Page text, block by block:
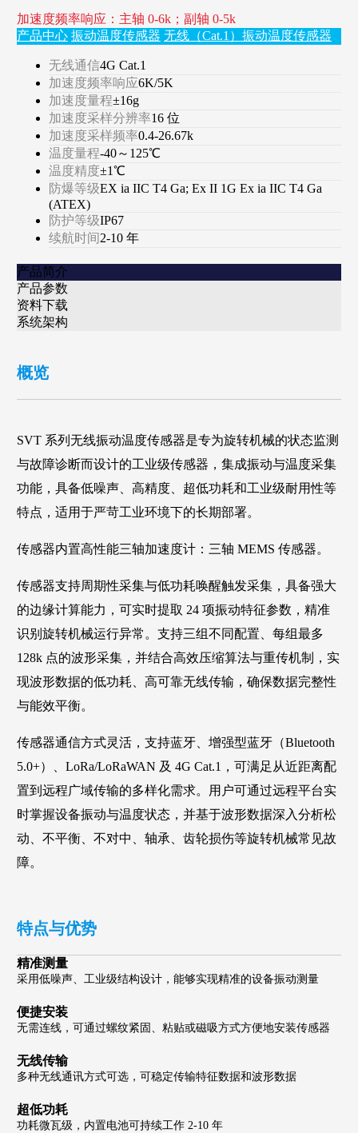
加速度频率响应：主轴 0-6k；副轴 0-5k
产品中心 振动温度传感器 无线（Cat.1）振动温度传感器
无线通信4G Cat.1
加速度频率响应6K/5K
加速度量程±16g
加速度采样分辨率16 位
加速度采样频率0.4-26.67k
温度量程-40～125℃
温度精度±1℃
防爆等级EX ia IIC T4 Ga; Ex II 1G Ex ia IIC T4 Ga
(ATEX)
防护等级IP67
续航时间 2-10 年
产品简介
产品参数
资料下载
系统架构
概览
SVT 系列无线振动温度传感器是专为旋转机械的状态监测
与故障诊断而设计的工业级传感器，集成振动与温度采集
功能，具备低噪声、高精度、超低功耗和工业级耐用性等
特点，适用于严苛工业环境下的长期部署。
传感器内置高性能三轴加速度计：三轴 MEMS 传感器。
传感器支持周期性采集与低功耗唤醒触发采集，具备强大
的边缘计算能力，可实时提取 24 项振动特征参数，精准
识别旋转机械运行异常。支持三组不同配置、每组最多
128k 点的波形采集，并结合高效压缩算法与重传机制，实
现波形数据的低功耗、高可靠无线传输，确保数据完整性
与能效平衡。
传感器通信方式灵活，支持蓝牙、增强型蓝牙（Bluetooth
5.0+）、LoRa/LoRaWAN 及 4G Cat.1，可满足从近距离配
置到远程广域传输的多样化需求。用户可通过远程平台实
时掌握设备振动与温度状态，并基于波形数据深入分析松
动、不平衡、不对中、轴承、齿轮损伤等旋转机械常见故
障。
特点与优势
精准测量
采用低噪声、工业级结构设计，能够实现精准的设备振动测量
便捷安装
无需连线，可通过螺纹紧固、粘贴或磁吸方式方便地安装传感器
无线传输
多种无线通讯方式可选，可稳定传输特征数据和波形数据
超低功耗
功耗微瓦级，内置电池可持续工作 2-10 年